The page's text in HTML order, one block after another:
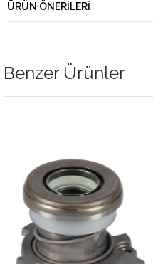
ÜRÜN ÖNERILERI
Benzer Ürünler